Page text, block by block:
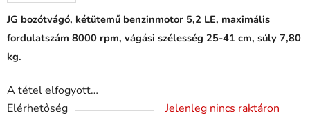
JG bozótvágó, kétütemű benzinmotor 5,2 LE, maximális
fordulatszám 8000 rpm, vágási szélesség 25-41 cm, súly 7,80
kg.
A tétel elfogyott…
Elérhetőség
Jelenleg nincs raktáron